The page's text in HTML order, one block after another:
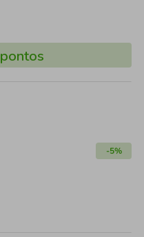
pontos
-5%